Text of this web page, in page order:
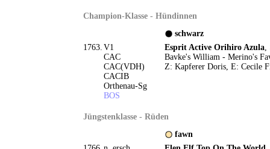
Champion-Klasse - Hündinnen
schwarz
1763. V1
CAC
CAC(VDH)
CACIB
Orthenau-Sg
BOS
Esprit Active Orihiro Azula,
Bavke's William - Merino's
Z: Kapferer Doris, E: Cecile
Jüngstenklasse - Rüden
fawn